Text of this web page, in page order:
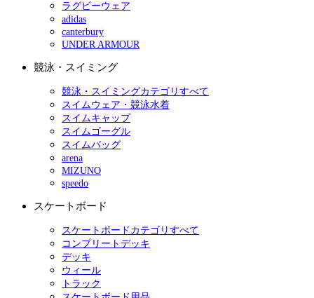
ラグビーウェア
adidas
canterbury
UNDER ARMOUR
競泳・スイミング
競泳・スイミングカテゴリすべて
スイムウェア・競泳水着
スイムキャップ
スイムゴーグル
スイムバッグ
arena
MIZUNO
speedo
スケートボード
スケートボードカテゴリすべて
コンプリートデッキ
デッキ
ウィール
トラック